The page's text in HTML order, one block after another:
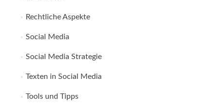
Rechtliche Aspekte
Social Media
Social Media Strategie
Texten in Social Media
Tools und Tipps